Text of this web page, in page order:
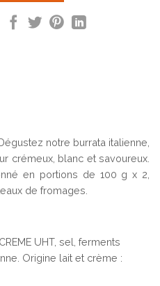
notre burrata italienne,
crémeux, blanc et savoureux.
en portions de 100 g x 2,
de fromages.
UHT, sel, ferments
Origine lait et crème :